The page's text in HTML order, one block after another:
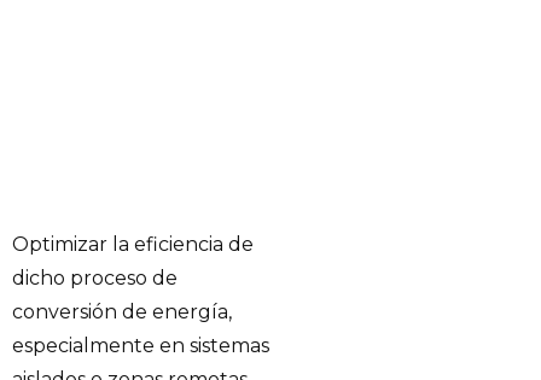
Optimizar la eficiencia de
dicho proceso de
conversión de energía,
especialmente en sistemas